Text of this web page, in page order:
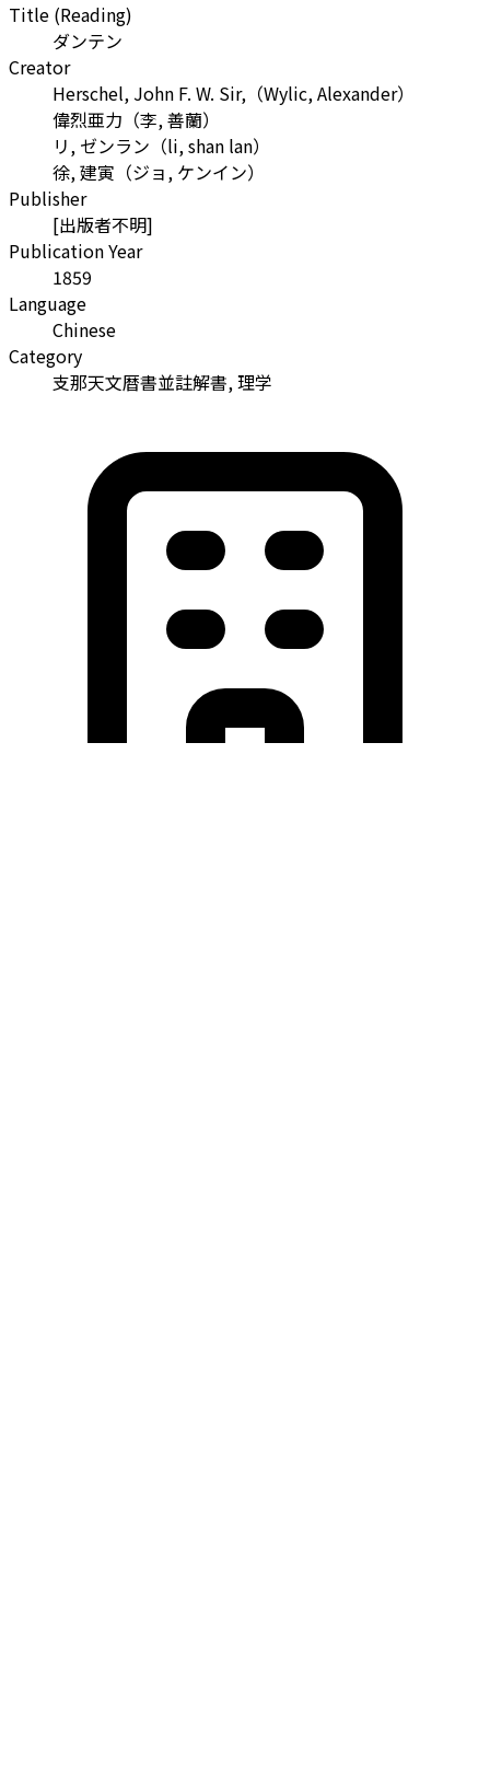
Title (Reading)
ダンテン
Creator
Herschel, John F. W. Sir, （Wylic, Alexander）
偉烈亜力 （李, 善蘭）
リ, ゼンラン （li, shan lan）
徐, 建寅 （ジョ, ケンイン）
Publisher
[出版者不明]
Publication Year
1859
Language
Chinese
Category
支那天文暦書並註解書, 理学